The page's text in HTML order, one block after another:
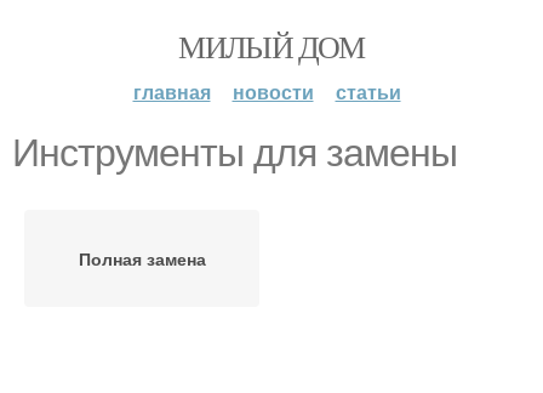
МИЛЫЙ ДОМ
главная новости статьи
Инструменты для замены
Полная замена